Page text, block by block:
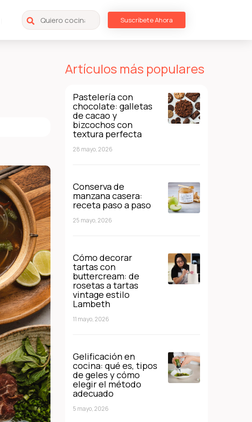
Suscríbete Ahora
Artículos más populares
Pastelería con
chocolate: galletas
de cacao y
bizcochos con
textura perfecta
28 mayo, 2026
Conserva de
manzana casera:
receta paso a paso
25 mayo, 2026
Cómo decorar
tartas con
buttercream: de
rosetas a tartas
vintage estilo
Lambeth
11 mayo, 2026
Gelificación en
cocina: qué es, tipos
de geles y cómo
elegir el método
adecuado
5 mayo, 2026